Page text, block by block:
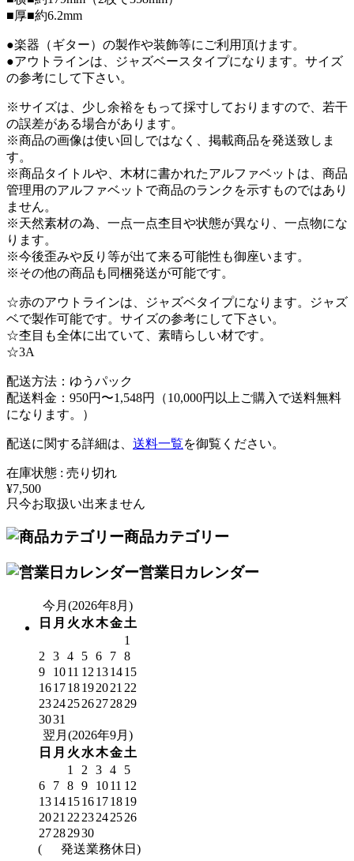
■厚■約6.2mm
●楽器（ギター）の製作や装飾等にご利用頂けます。
●アウトラインは、ジャズベースタイプになります。サイズ
の参考にして下さい。
※サイズは、少し余裕をもって採寸しておりますので、若干
の誤差がある場合があります。
※商品の画像は使い回しではなく、掲載商品を発送致しま
す。
※商品タイトルや、木材に書かれたアルファベットは、商品
管理用のアルファベットで商品のランクを示すものではあり
ません。
※天然素材の為、一点一点杢目や状態が異なり、一点物にな
ります。
※今後歪みや反り等が出て来る可能性も御座います。
※その他の商品も同梱発送が可能です。
☆赤のアウトラインは、ジャズベタイプになります。ジャズ
ベで製作可能です。サイズの参考にして下さい。
☆杢目も全体に出ていて、素晴らしい材です。
☆3A
配送方法：ゆうパック
配送料金：950円〜1,548円（10,000円以上ご購入で送料無料
になります。）
配送に関する詳細は、 送料一覧を御覧ください。
在庫状態 : 売り切れ
¥7,500
只今お取扱い出来ません
商品カテゴリー
営業日カレンダー
今月(2026年8月)
日 月 火 水木金土
1
2
3 4 5 6 7 8
9
1011 12 131415
161718192021 22
23242526272829
3031
翌月(2026年9月)
日 月 火 水木金土
1
2 3 4
5
6
7 8 9 1011 12
13141516171819
2021 22 23242526
27282930
(
発送業務休日)